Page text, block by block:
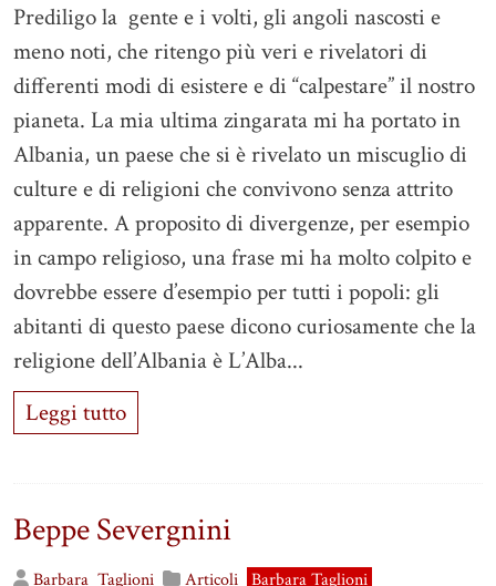
Prediligo la gente e i volti, gli angoli nascosti e
meno noti, che ritengo più veri e rivelatori di
differenti modi di esistere e di “calpestare” il nostro
pianeta. La mia ultima zingarata mi ha portato in
Albania, un paese che si è rivelato un miscuglio di
culture e di religioni che convivono senza attrito
apparente. A proposito di divergenze, per esempio
in campo religioso, una frase mi ha molto colpito e
dovrebbe essere d’esempio per tutti i popoli: gli
abitanti di questo paese dicono curiosamente che la
religione dell’Albania è L’Alba...
Leggi tutto
Beppe Severgnini
Barbara Taglioni Articoli Barbara Taglioni